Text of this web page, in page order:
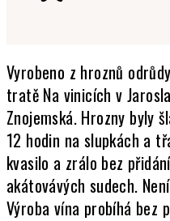
Vyrobeno z hroznů
tratě Na vinicích v
Znojemská. Hrozny byly
12 hodin na slupkách a
kvasilo a zrálo bez
akátovávých sudech.
Výroba vína probíhá bez